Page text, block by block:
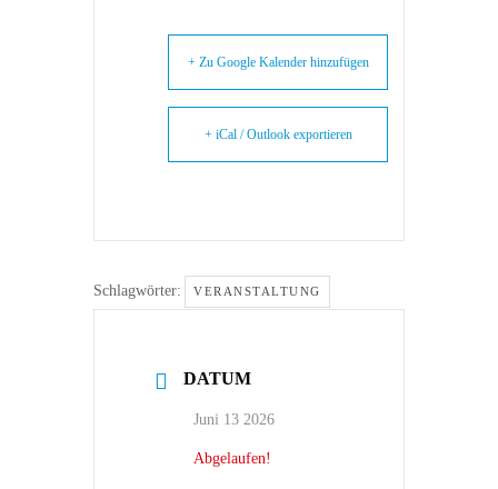
+ Zu Google Kalender hinzufügen
+ iCal / Outlook exportieren
Schlagwörter: VERANSTALTUNG
DATUM
Juni 13 2026
Abgelaufen!